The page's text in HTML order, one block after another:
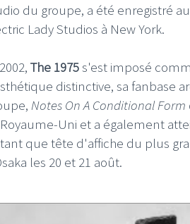
du groupe, a été enregistré
Lady Studios à New York.
The 1975s'est imposé
distinctive, sa fanbase
Notes On A Conditional Form
Uni et a également
que tête d'affiche du plus
les 20 et 21 août.